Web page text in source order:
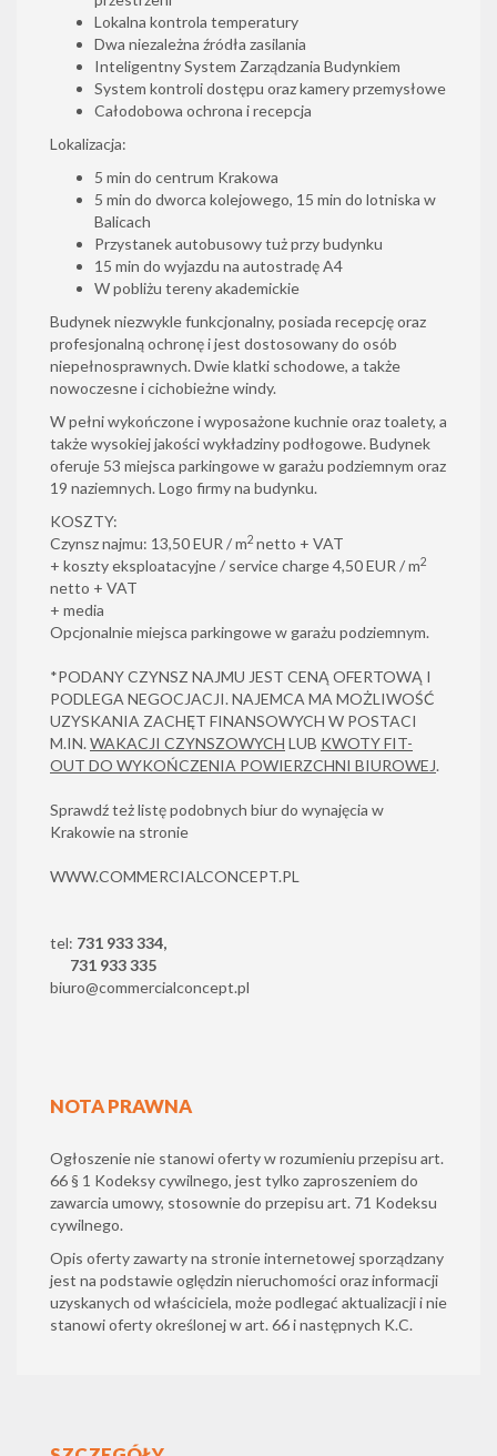
Lokalna kontrola temperatury
Dwa niezależna źródła zasilania
Inteligentny System Zarządzania Budynkiem
System kontroli dostępu oraz kamery przemysłowe
Całodobowa ochrona i recepcja
Lokalizacja:
5 min do centrum Krakowa
5 min do dworca kolejowego, 15 min do lotniska w
Balicach
Przystanek autobusowy tuż przy budynku
15 min do wyjazdu na autostradę A4
W pobliżu tereny akademickie
Budynek niezwykle funkcjonalny, posiada recepcję oraz
profesjonalną ochronę i jest dostosowany do osób
niepełnosprawnych. Dwie klatki schodowe, a także
nowoczesne i cichobieżne windy.
W pełni wykończone i wyposażone kuchnie oraz toalety, a
także wysokiej jakości wykładziny podłogowe. Budynek
oferuje 53 miejsca parkingowe w garażu podziemnym oraz
19 naziemnych. Logo firmy na budynku.
KOSZTY:
Czynsz najmu: 13,50 EUR / m2 netto + VAT
+ koszty eksploatacyjne / service charge 4,50 EUR / m2
netto + VAT
+ media
Opcjonalnie miejsca parkingowe w garażu podziemnym.
*PODANY CZYNSZ NAJMU JEST CENĄ OFERTOWĄ I
PODLEGA NEGOCJACJI. NAJEMCA MA MOŻLIWOŚĆ
UZYSKANIA ZACHĘT FINANSOWYCH W POSTACI
M.IN. WAKACJI CZYNSZOWYCH LUB KWOTY FIT-
OUT DO WYKOŃCZENIA POWIERZCHNI BIUROWEJ.
Sprawdź też listę podobnych biur do wynajęcia w
Krakowie na stronie
WWW.COMMERCIALCONCEPT.PL
tel: 731 933 334,
731 933 335
biuro@commercialconcept.pl
NOTA PRAWNA
Ogłoszenie nie stanowi oferty w rozumieniu przepisu art.
66 § 1 Kodeksy cywilnego, jest tylko zaproszeniem do
zawarcia umowy, stosownie do przepisu art. 71 Kodeksu
cywilnego.
Opis oferty zawarty na stronie internetowej sporządzany
jest na podstawie oględzin nieruchomości oraz informacji
uzyskanych od właściciela, może podlegać aktualizacji i nie
stanowi oferty określonej w art. 66 i następnych K.C.